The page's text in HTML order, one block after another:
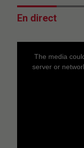
En direct
The media
server or